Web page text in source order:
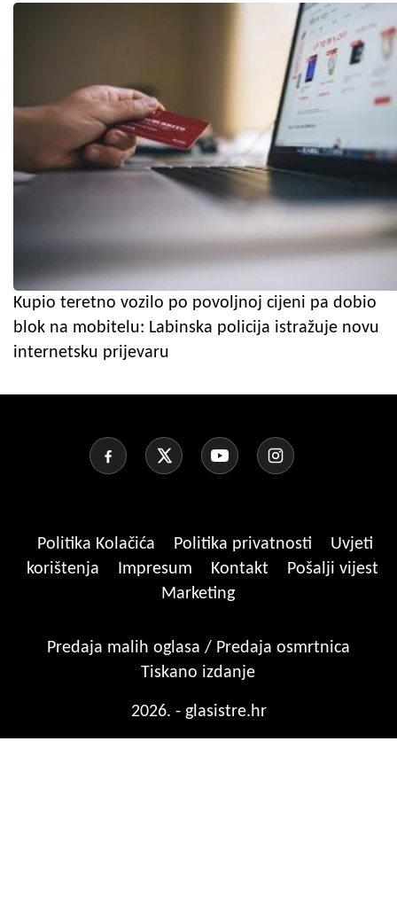
Kupio teretno vozilo po povoljnoj cijeni pa dobio
blok na mobitelu: Labinska policija istražuje novu
internetsku prijevaru
Politika Kolačića Politika privatnosti
Uvjeti
korištenja
Impresum Kontakt
Pošalji vijest
Marketing
Predaja malih oglasa / Predaja osmrtnica
Tiskano izdanje
2026. - glasistre.hr